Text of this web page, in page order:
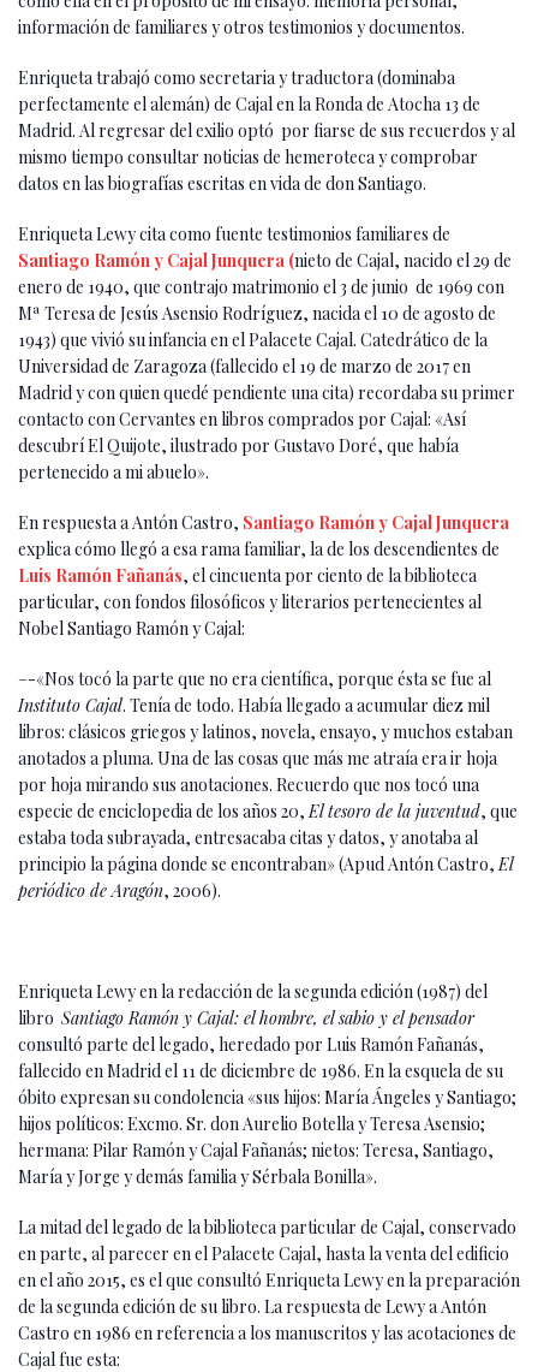
información de familiares y otros testimonios y documentos.
Enriqueta trabajó como secretaria y traductora (dominaba
perfectamente el alemán) de Cajal en la Ronda de Atocha 13 de
Madrid. Al regresar del exilio optó por fiarse de sus recuerdos y al
mismo tiempo consultar noticias de hemeroteca y comprobar
datos en las biografías escritas en vida de don Santiago.
Enriqueta Lewy cita como fuente testimonios familiares de
Santiago Ramón y Cajal Junquera (nieto de Cajal, nacido el 29 de
enero de 1940, que contrajo matrimonio el 3 de junio de 1969 con
Mª Teresa de Jesús Asensio Rodríguez, nacida el 10 de agosto de
1943) que vivió su infancia en el Palacete Cajal. Catedrático de la
Universidad de Zaragoza (fallecido el 19 de marzo de 2017 en
Madrid y con quien quedé pendiente una cita) recordaba su primer
contacto con Cervantes en libros comprados por Cajal: «Así
descubrí El Quijote, ilustrado por Gustavo Doré, que había
pertenecido a mi abuelo».
En respuesta a Antón Castro, Santiago Ramón y Cajal Junquera
explica cómo llegó a esa rama familiar, la de los descendientes de
Luis Ramón Fañanás, el cincuenta por ciento de la biblioteca
particular, con fondos filosóficos y literarios pertenecientes al
Nobel Santiago Ramón y Cajal:
–-«Nos tocó la parte que no era científica, porque ésta se fue al
Instituto Cajal. Tenía de todo. Había llegado a acumular diez mil
libros: clásicos griegos y latinos, novela, ensayo, y muchos estaban
anotados a pluma. Una de las cosas que más me atraía era ir hoja
por hoja mirando sus anotaciones. Recuerdo que nos tocó una
especie de enciclopedia de los años 20,El tesoro de la juventud, que
estaba toda subrayada, entresacaba citas y datos, y anotaba al
principio la página donde se encontraban» (Apud Antón Castro,El
periódico de Aragón, 2006).
Enriqueta Lewy en la redacción de la segunda edición (1987) del
libro Santiago Ramón y Cajal: el hombre, el sabio y el pensador
consultó parte del legado, heredado por Luis Ramón Fañanás,
fallecido en Madrid el 11 de diciembre de 1986. En la esquela de su
óbito expresan su condolencia «sus hijos: María Ángeles y Santiago;
hijos políticos: Excmo. Sr. don Aurelio Botella y Teresa Asensio;
hermana: Pilar Ramón y Cajal Fañanás; nietos: Teresa, Santiago,
María y Jorge y demás familia y Sérbala Bonilla».
La mitad del legado de la biblioteca particular de Cajal, conservado
en parte, al parecer en el Palacete Cajal, hasta la venta del edificio
en el año 2015, es el que consultó Enriqueta Lewy en la preparación
de la segunda edición de su libro. La respuesta de Lewy a Antón
Castro en 1986 en referencia a los manuscritos y las acotaciones de
Cajal fue esta: